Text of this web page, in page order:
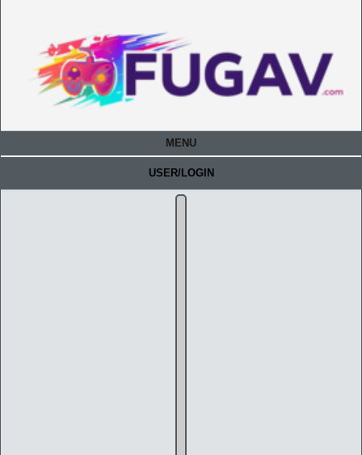
MENU
USER/LOGIN